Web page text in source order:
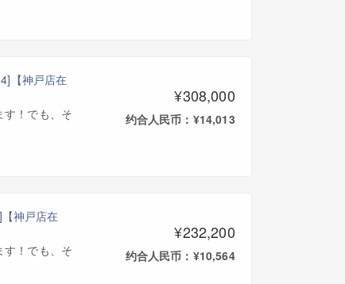
【神戸店在
す！でも、そ
¥308,000
约合人民币：¥14,013
神戸店在
す！でも、そ
¥232,200
约合人民币：¥10,564